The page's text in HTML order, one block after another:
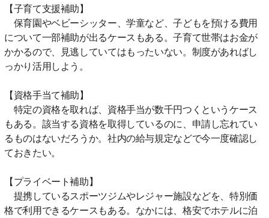
【子育て支援補助】
保育園やベビーシッター、学童など、子どもを預ける費用
について一部補助が出るケースもある。子育て世帯はお金が
かかるので、見逃していてはもったいない。制度があればし
っかり活用しよう。
【資格手当て補助】
特定の資格を取れば、資格手当が数千円つくというケース
もある。該当する資格を取得しているのに、申請し忘れてい
るものはないだろうか。社内の給与規定などで今一度確認し
ておきたい。
【プライベート補助】
提携しているスポーツジムやレジャー施設などを、特別価
格で利用できるケースもある。なかには、格安でホテルに泊